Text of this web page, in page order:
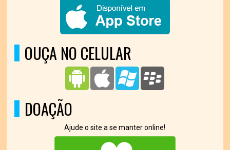
OUÇA NO CELULAR
DOAÇÃO
Ajude o site a se manter online!